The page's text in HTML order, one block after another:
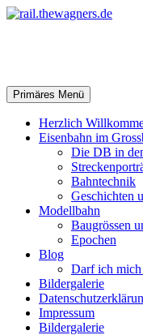
Zum
Suchen
Primäres Menü
Herzlich
Eisenbahn im
Die DB in
Bahntechnik
Geschichten
Modellbahn
Baugrössen
Epochen
Blog
Darf ich
Bildergalerie
Impressum
Bildergalerie